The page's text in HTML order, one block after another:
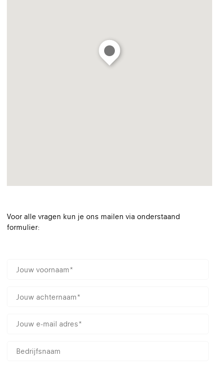
Voor alle vragen kun je ons mailen via onderstaand
formulier: